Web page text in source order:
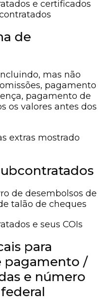
e certificados
de
mas não
pagamento
pagamento de
os valores antes dos
extras mostrado
de desembolsos de
talão de cheques
e seus COIs
para
pagamento /
e número